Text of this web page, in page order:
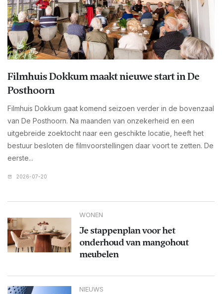
Filmhuis Dokkum maakt nieuwe start in De
Posthoorn
Filmhuis Dokkum gaat komend seizoen verder in de bovenzaal
van De Posthoorn. Na maanden van onzekerheid en een
uitgebreide zoektocht naar een geschikte locatie, heeft het
bestuur besloten de filmvoorstellingen daar voort te zetten. De
eerste...
2026-07-20
WONEN
Je stappenplan voor het
onderhoud van mangohout
meubelen
NIEUWS